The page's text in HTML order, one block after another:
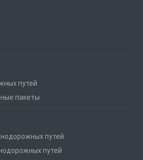
путей
пакеты
путей
путей